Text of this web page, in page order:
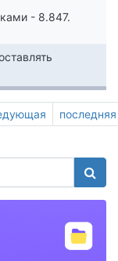
- 8.847.
Последняя
страница
последняя